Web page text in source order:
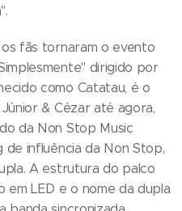
fãs tornaram o evento
dirigido por
como Catatau, é o
& Cézar até agora,
da Non Stop Music
de influência da Non Stop,
A estrutura do palco
em LED e o nome da dupla